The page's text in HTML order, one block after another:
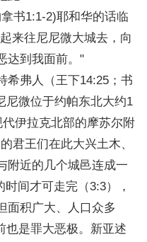
书1:1-2)耶和华的话临
来往尼尼微大城去，向
达到我面前。"
弗人（王下14:25；书
尼微位于约帕东北大约1
伊拉克北部的摩苏尔附
君王们在此大兴土木、
附近的几个城邑连成一
间才可走完（3:3），
面积广大、人口众多
也是罪大恶极。新亚述